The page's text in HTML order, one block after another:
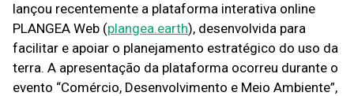
lançou recentemente a plataforma interativa online
PLANGEA Web (plangea.earth), desenvolvida para
facilitar e apoiar o planejamento estratégico do uso da
terra. A apresentação da plataforma ocorreu durante o
evento “Comércio, Desenvolvimento e Meio Ambiente”,